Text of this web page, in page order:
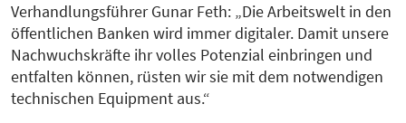
Verhandlungsführer Gunar Feth: „Die Arbeitswelt in den
öffentlichen Banken wird immer digitaler. Damit unsere
Nachwuchskräfte ihr volles Potenzial einbringen und
entfalten können, rüsten wir sie mit dem notwendigen
technischen Equipment aus.“